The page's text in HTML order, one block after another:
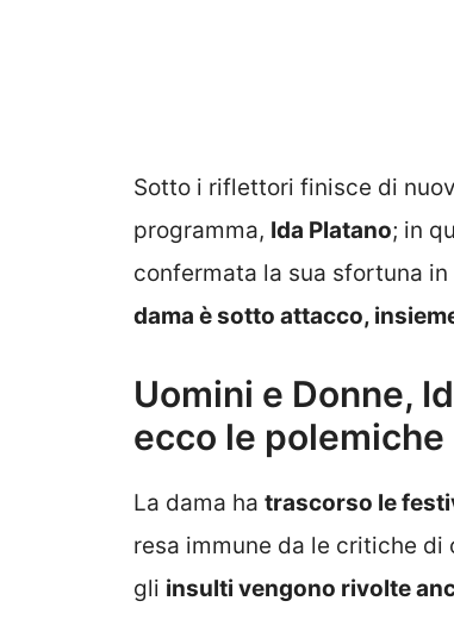
Sotto i riflettori finisce di
programma, Ida Platano; in
confermata la sua sfortuna
dama è sotto attacco,
Uomini e Donne,
ecco le polemiche
La dama ha trascorso le
resa immune da le critiche di
gli insulti vengono rivolte